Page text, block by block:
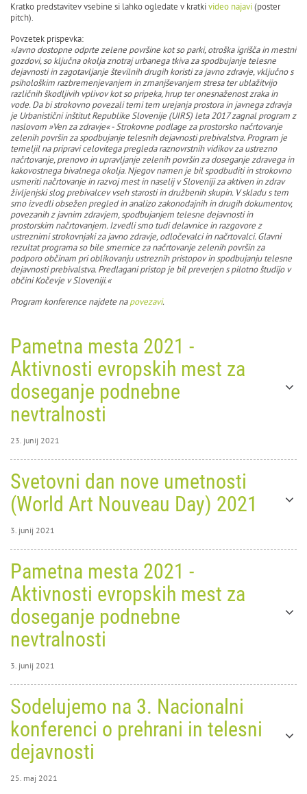
Kratko predstavitev vsebine si lahko ogledate v kratkivideo najavi(poster
pitch).
Povzetek prispevka:
»Javno dostopne odprte zelene površine kot so parki, otroška igrišča in mestni
gozdovi, so ključna okolja znotraj urbanega tkiva za spodbujanje telesne
dejavnosti in zagotavljanje številnih drugih koristi za javno zdravje, vključno s
psihološkim razbremenjevanjem in zmanjševanjem stresa ter ublažitvijo
različnih škodljivih vplivov kot so pripeka, hrup ter onesnaženost zraka in
vode. Da bi strokovno povezali temi tem urejanja prostora in javnega zdravja
je Urbanistični inštitut Republike Slovenije (UIRS) leta 2017 zagnal program z
naslovom »Ven za zdravje« - Strokovne podlage za prostorsko načrtovanje
zelenih površin za spodbujanje telesnih dejavnosti prebivalstva. Program je
temeljil na pripravi celovitega pregleda raznovrstnih vidikov za ustrezno
načrtovanje, prenovo in upravljanje zelenih površin za doseganje zdravega in
kakovostnega bivalnega okolja. Njegov namen je bil spodbuditi in strokovno
usmeriti načrtovanje in razvoj mest in naselij v Sloveniji za aktiven in zdrav
življenjski slog prebivalcev vseh starosti in družbenih skupin. V skladu s tem
smo izvedli obsežen pregled in analizo zakonodajnih in drugih dokumentov,
povezanih z javnim zdravjem, spodbujanjem telesne dejavnosti in
prostorskim načrtovanjem. Izvedli smo tudi delavnice in razgovore z
ustreznimi strokovnjaki za javno zdravje, odločevalci in načrtovalci. Glavni
rezultat programa so bile smernice za načrtovanje zelenih površin za
podporo občinam pri oblikovanju ustreznih pristopov in spodbujanju telesne
dejavnosti prebivalstva. Predlagani pristop je bil preverjen s pilotno študijo v
občini Kočevje v Sloveniji.«
Program konference najdete napovezavi.
Pametna mesta 2021 -
Aktivnosti evropskih mest za
doseganje podnebne
nevtralnosti
23. junij 2021
23. junij 2021
Pametna mesta 2021 -
Aktivnosti evropskih mest za
doseganje podnebne
nevtralnosti
rok za oddajo povzetkov je podaljšan, konferenca bo
potekala v Ljubljani 16. in 17. septembra 2021
ODDAJA POVZETKA
PROGRAM
Svetovni dan nove umetnosti
(World Art Nouveau Day) 2021
3. junij 2021
Svetovni dan nove umetnosti
(World Art Nouveau Day)
2021
Pametna mesta 2021 -
Aktivnosti evropskih mest za
doseganje podnebne
nevtralnosti
3. junij 2021
3. junij 2021
Sodelujemo na 3. Nacionalni
konferenci o prehrani in telesni
dejavnosti
25. maj 2021